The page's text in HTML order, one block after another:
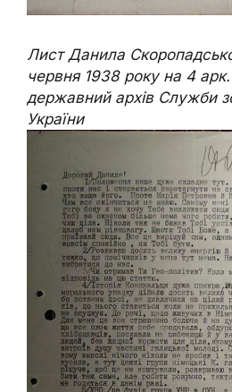
Лист Данила
червня 1938 року на 4
державний архів Служби
України